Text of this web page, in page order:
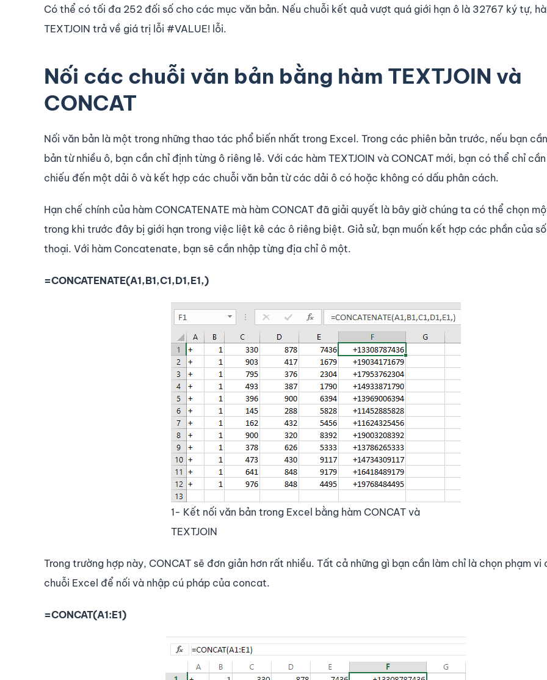
Có thể có tối đa 252 đối số cho các mục văn bản. Nếu chuỗi kết quả vượt quá giới hạn ô là 32767 ký tự,
TEXTJOIN trả về giá trị lỗi #VALUE! lỗi.
Nối các chuỗi văn bản bằng hàm TEXTJOIN và
CONCAT
Nối văn bản là một trong những thao tác phổ biến nhất trong Excel. Trong các phiên bản trước, nếu bạn
bản từ nhiều ô, bạn cần chỉ định từng ô riêng lẻ. Với các hàm TEXTJOIN và CONCAT mới, bạn có thể chỉ
chiếu đến một dải ô và kết hợp các chuỗi văn bản từ các dải ô có hoặc không có dấu phân cách.
Hạn chế chính của hàm CONCATENATE mà hàm CONCAT đã giải quyết là bây giờ chúng ta có thể chọn
trong khi trước đây bị giới hạn trong việc liệt kê các ô riêng biệt. Giả sử, bạn muốn kết hợp các phần của
thoại. Với hàm Concatenate, bạn sẽ cần nhập từng địa chỉ ô một.
=CONCATENATE(A1,B1,C1,D1,E1,)
1- Kết nối văn bản trong Excel bằng hàm CONCAT và
TEXTJOIN
Trong trường hợp này, CONCAT sẽ đơn giản hơn rất nhiều. Tất cả những gì bạn cần làm chỉ là chọn phạm vi
chuỗi Excel để nối và nhập cú pháp của concat.
=CONCAT(A1:E1)